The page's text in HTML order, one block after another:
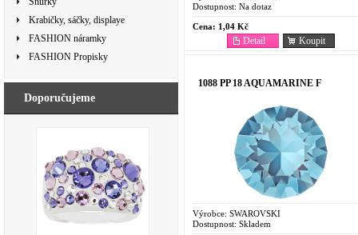
Krabičky, sáčky, displaye
FASHION náramky
FASHION Propisky
Doporučujeme
Dostupnost: Na dotaz
Cena: 1,04 Kč
Koupit
Detail
1088 PP 18 AQUAMARINE F
Výrobce: SWAROVSKI
Dostupnost: Skladem